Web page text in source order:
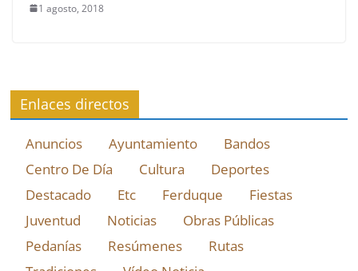
1 agosto, 2018
Enlaces directos
Anuncios Ayuntamiento
Bandos
Centro De Día
Cultura
Deportes
Destacado
Etc Ferduque
Fiestas
Juventud
Noticias
Obras Públicas
Pedanías
Resúmenes
Rutas